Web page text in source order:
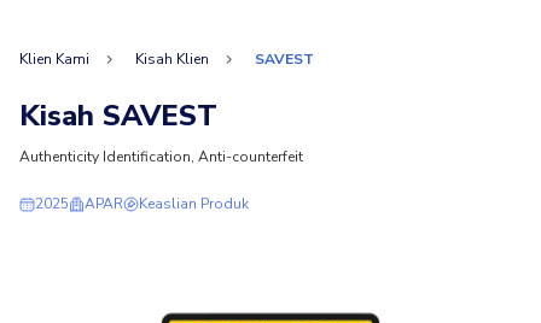
Klien Kami Kisah Klien SAVEST
Kisah SAVEST
Authenticity Identification, Anti-counterfeit
2025 APAR Keaslian Produk